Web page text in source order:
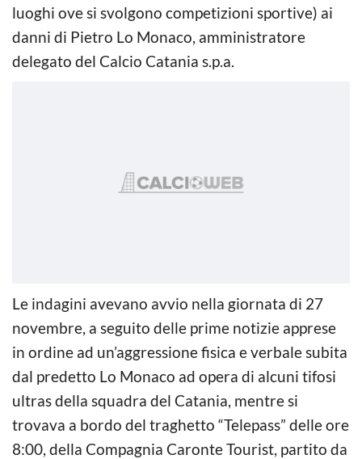
luoghi ove si svolgono competizioni sportive) ai
danni di Pietro Lo Monaco, amministratore
delegato del Calcio Catania s.p.a.
Le indagini avevano avvio nella giornata di 27
novembre, a seguito delle prime notizie apprese
in ordine ad un’aggressione fisica e verbale subita
dal predetto Lo Monaco ad opera di alcuni tifosi
ultras della squadra del Catania, mentre si
trovava a bordo del traghetto “Telepass” delle ore
8:00, della Compagnia Caronte Tourist, partito da